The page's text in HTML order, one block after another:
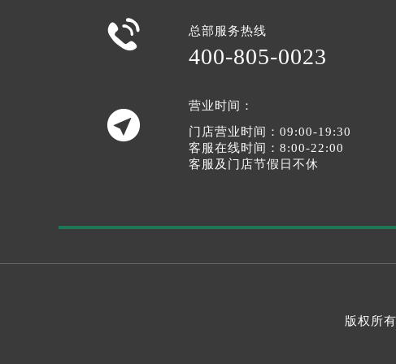
 总部服务热线
400-805-0023

营业时间：
门店营业时间：09:00-19:30
客服在线时间：8:00-22:00
客服及门店节假日不休
版权所